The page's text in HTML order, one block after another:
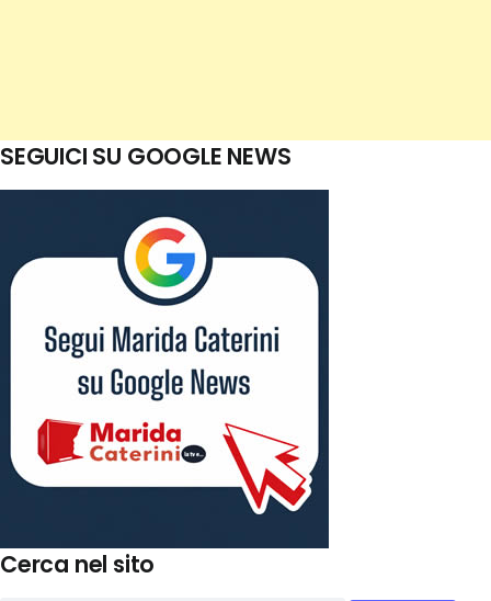
SEGUICI SU GOOGLE NEWS
Cerca nel sito